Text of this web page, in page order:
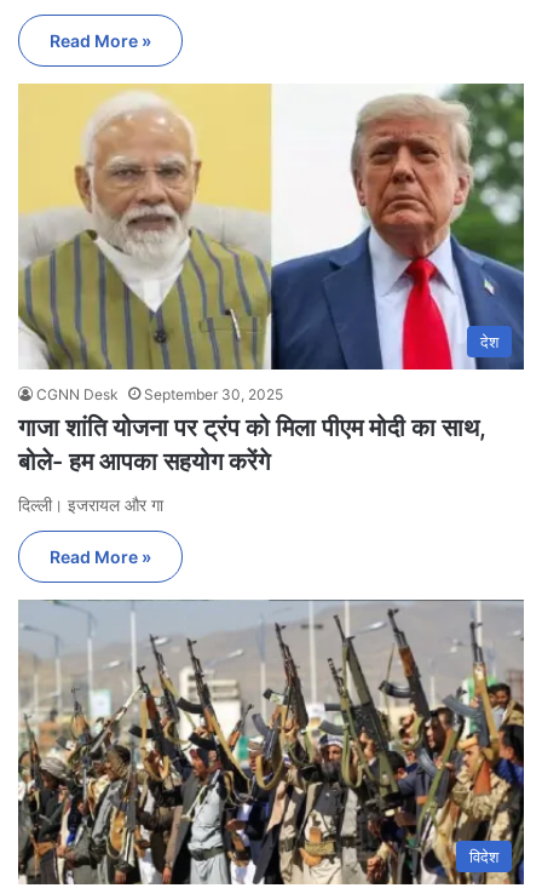
Read More »
देश
CGNN Desk September 30, 2025
गाजा शांति योजना पर ट्रंप को मिला पीएम मोदी का साथ,
बोले- हम आपका सहयोग करेंगे
दिल्ली। इजरायल और गा
Read More »
विदेश